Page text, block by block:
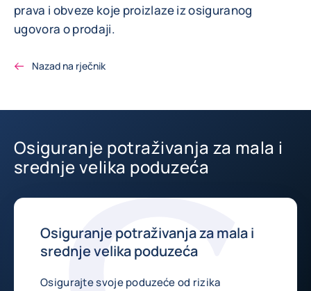
prava i obveze koje proizlaze iz osiguranog
ugovora o prodaji.
Nazad na rječnik
Osiguranje potraživanja za mala i
srednje velika poduzeća
Osiguranje potraživanja za mala i
srednje velika poduzeća
Osigurajte svoje poduzeće od rizika